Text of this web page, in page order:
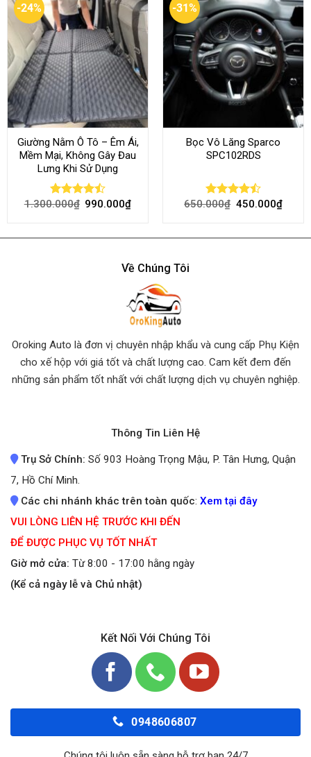
-24%
Giường Nằm Ô Tô – Êm Ái,
Mềm Mại, Không Gây Đau
Lưng Khi Sử Dụng
Rated
1.300.000₫ 990.000₫
-31%
Bọc Vô Lăng Sparco
SPC102RDS
Rated
650.000₫ 450.000₫
Về Chúng Tôi
Oroking Auto là đơn vị chuyên nhập khẩu và cung cấp Phụ Kiện
cho xế hộp với giá tốt và chất lượng cao. Cam kết đem đến
những sản phẩm tốt nhất với chất lượng dịch vụ chuyên nghiệp.
Thông Tin Liên Hệ
Trụ Sở Chính: Số 903 Hoàng Trọng Mậu, P. Tân Hưng, Quận
7, Hồ Chí Minh.
Các chi nhánh khác trên toàn quốc: Xem tại đây
VUI LÒNG LIÊN HỆ TRƯỚC KHI ĐẾN
ĐỂ ĐƯỢC PHỤC VỤ TỐT NHẤT
Giờ mở cửa: Từ 8:00 - 17:00 hằng ngày
(Kể cả ngày lễ và Chủ nhật)
Kết Nối Với Chúng Tôi
0948606807